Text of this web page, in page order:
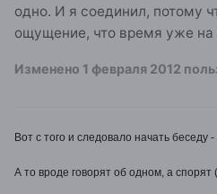
одно. И я соединил, потому
ощущение, что время уже на
Изменено 1 февраля 2012
Вот с того и следовало начать беседу -
А то вроде говорят об одном, а спорят